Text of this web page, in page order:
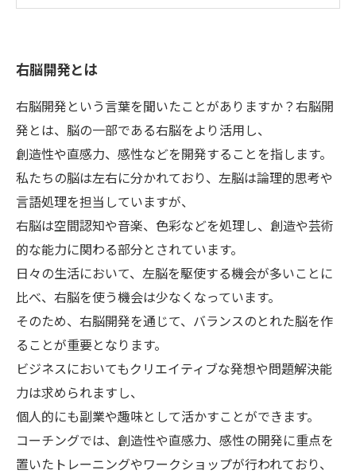
右脳開発とは
右脳開発という言葉を聞いたことがありますか？右脳開
発とは、脳の一部である右脳をより活用し、
創造性や直感力、感性などを開発することを指します。
私たちの脳は左右に分かれており、左脳は論理的思考や
言語処理を担当していますが、
右脳は空間認知や音楽、色彩などを処理し、創造や芸術
的な能力に関わる部分とされています。
日々の生活において、左脳を駆使する機会が多いことに
比べ、右脳を使う機会は少なくなっています。
そのため、右脳開発を通じて、バランスのとれた脳を作
ることが重要となります。
ビジネスにおいてもクリエイティブな発想や問題解決能
力は求められますし、
個人的にも副業や趣味として活かすことができます。
コーチングでは、創造性や直感力、感性の開発に重点を
置いたトレーニングやワークショップが行われており、